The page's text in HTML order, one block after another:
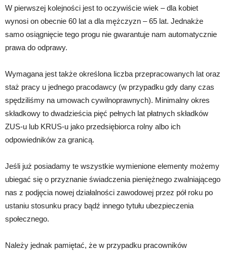
W pierwszej kolejności jest to oczywiście wiek – dla kobiet
wynosi on obecnie 60 lat a dla mężczyzn – 65 lat. Jednakże
samo osiągnięcie tego progu nie gwarantuje nam automatycznie
prawa do odprawy.
Wymagana jest także określona liczba przepracowanych lat oraz
staż pracy u jednego pracodawcy (w przypadku gdy dany czas
spędziliśmy na umowach cywilnoprawnych). Minimalny okres
składkowy to dwadzieścia pięć pełnych lat płatnych składków
ZUS-u lub KRUS-u jako przedsiębiorca rolny albo ich
odpowiedników za granicą.
Jeśli już posiadamy te wszystkie wymienione elementy możemy
ubiegać się o przyznanie świadczenia pieniężnego zwalniającego
nas z podjęcia nowej działalności zawodowej przez pół roku po
ustaniu stosunku pracy bądź innego tytułu ubezpieczenia
społecznego.
Należy jednak pamiętać, że w przypadku pracowników